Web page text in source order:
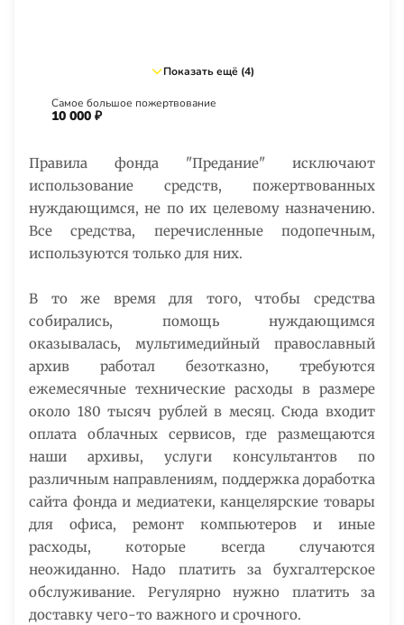
Показать ещё (4)
Самое большое пожертвование
10 000 ₽
Правила фонда "Предание" исключают
использование средств, пожертвованных
нуждающимся, не по их целевому назначению.
Все средства, перечисленные подопечным,
используются только для них.
В то же время для того, чтобы средства
собирались, помощь нуждающимся
оказывалась, мультимедийный православный
архив работал безотказно, требуются
ежемесячные технические расходы в размере
около 180 тысяч рублей в месяц. Сюда входит
оплата облачных сервисов, где размещаются
наши архивы, услуги консультантов по
различным направлениям, поддержка доработка
сайта фонда и медиатеки, канцелярские товары
для офиса, ремонт компьютеров и иные
расходы, которые всегда случаются
неожиданно. Надо платить за бухгалтерское
обслуживание. Регулярно нужно платить за
доставку чего-то важного и срочного.